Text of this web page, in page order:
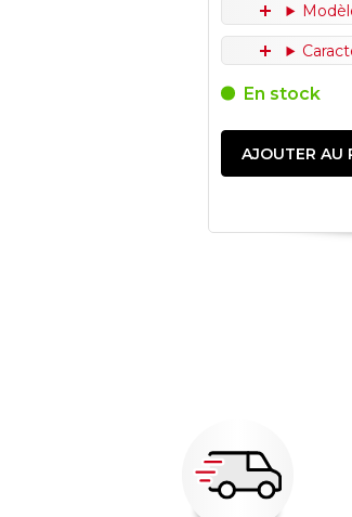
En stock
AJOUTER AU